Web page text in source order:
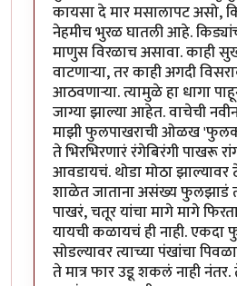
कायसा दे मार मसालापट असो,
नेहमीच भुरळ घातली आहे.
माणुस विरळाच असावा. काही
वाटणाऱ्या, तर काही अगदी
आठवणाऱ्या. त्यामुळे हा धागा
जाग्या झाल्या आहेत. वाचेची
माझी फुलपाखराची ओळख
ते भिरभिरणारं रंगेबिरंगी पाखरू
आवडायचं. थोडा मोठा झाल्यावर
शाळेत जाताना असंख्य फुलझाडं
पाखरं, चतूर यांचा मागे मागे
यायची कळायचं ही नाही.
सोडल्यावर त्याच्या पंखांचा
ते मात्र फार उडू शकलं नाही